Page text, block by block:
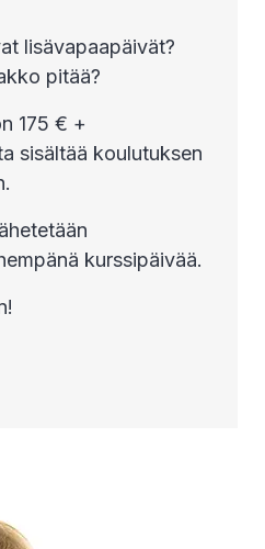
lisävapaapäivät?
pitää?
175 € +
sisältää koulutuksen
kurssipäivää.